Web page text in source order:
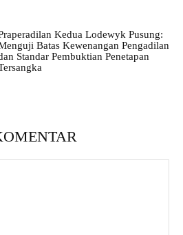
Kedua Lodewyk Pusung:
Batas Kewenangan Pengadilan
Standar Pembuktian Penetapan